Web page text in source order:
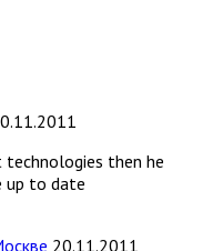
then he
up to date
20.11.2011